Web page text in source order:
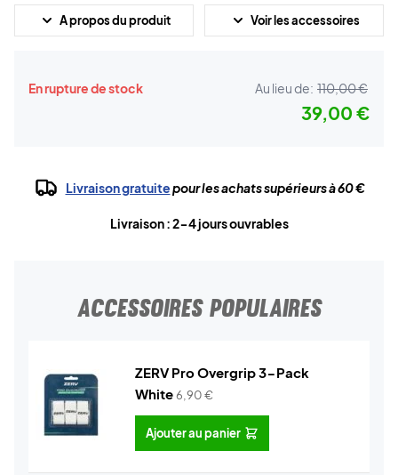
A propos du produit Voir les accessoires
En rupture de stock Au lieu de: 110,00 €
39,00 €
Livraison gratuitepour les achats supérieurs à 60 €
Livraison : 2-4 jours ouvrables
ACCESSOIRES POPULAIRES
ZERV Pro Overgrip 3-Pack
White6,90€
Ajouter au panier